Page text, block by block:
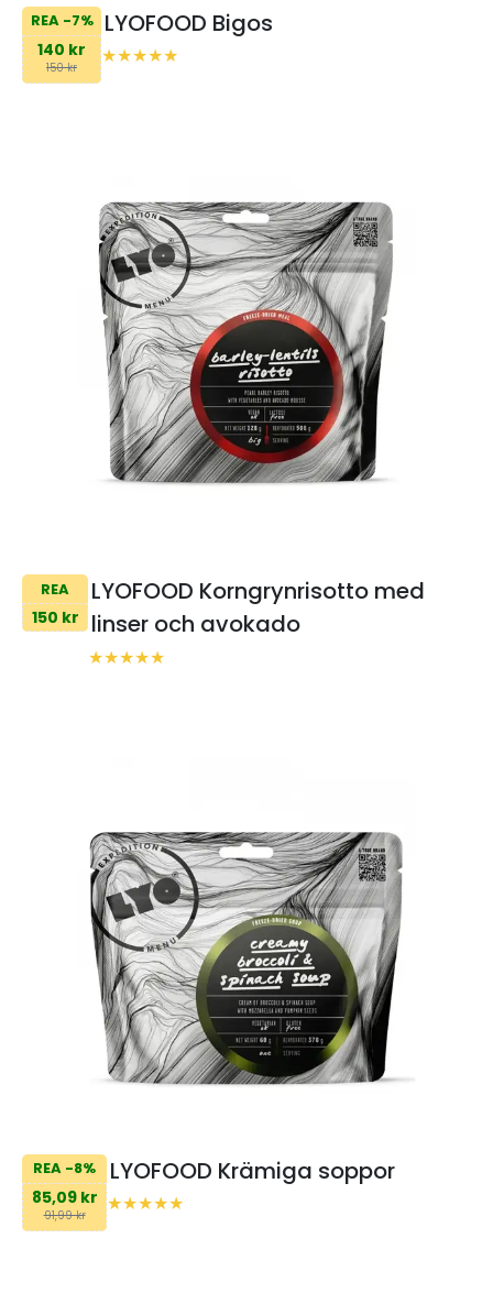
REA -7%
140 kr
150 kr
LYOFOOD Bigos
REA
150 kr
LYOFOOD Korngrynrisotto med
linser och avokado
REA -8%
85,09 kr
91,99 kr
LYOFOOD Krämiga soppor